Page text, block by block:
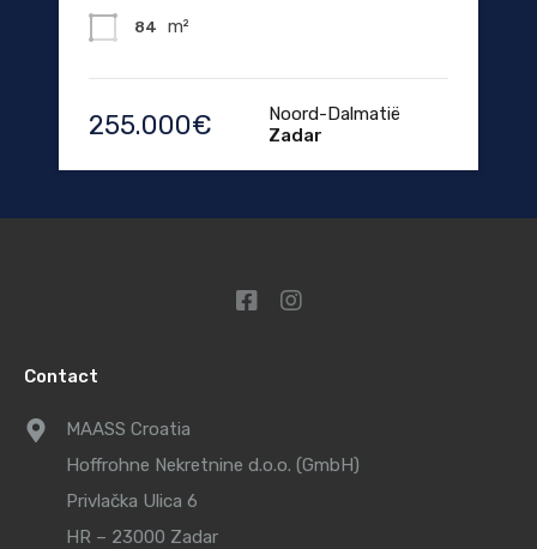
84 m²
255.000€
Noord-Dalmatië
Zadar
Contact
MAASS Croatia
Hoffrohne Nekretnine d.o.o. (GmbH)
Privlačka Ulica 6
HR – 23000 Zadar